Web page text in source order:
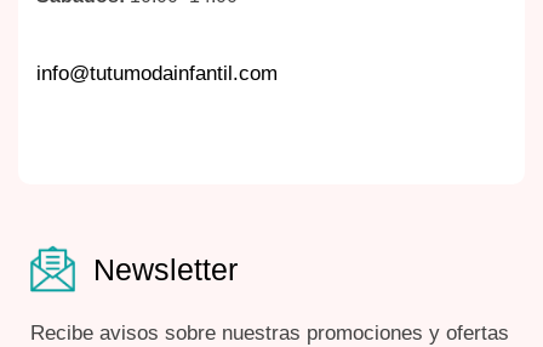
info@tutumodainfantil.com
Newsletter
Recibe avisos sobre nuestras promociones y ofertas